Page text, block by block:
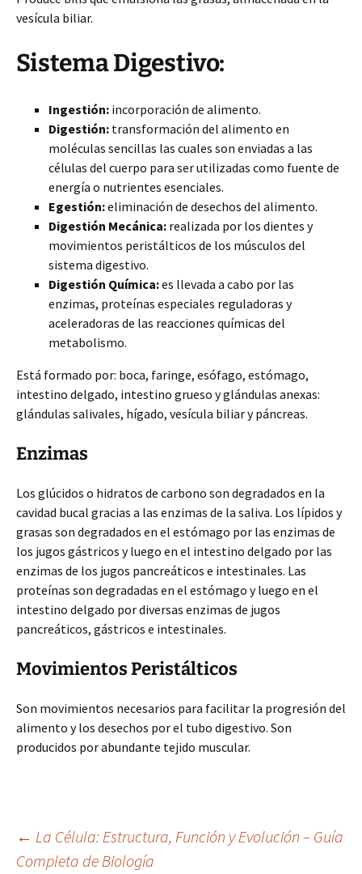
vesícula biliar.
Sistema Digestivo:
Ingestión: incorporación de alimento.
Digestión: transformación del alimento en
moléculas sencillas las cuales son enviadas a las
células del cuerpo para ser utilizadas como fuente de
energía o nutrientes esenciales.
Egestión:eliminación de desechos del alimento.
Digestión Mecánica: realizada por los dientes y
movimientos peristálticos de los músculos del
sistema digestivo.
Digestión Química:es llevada a cabo por las
enzimas, proteínas especiales reguladoras y
aceleradoras de las reacciones químicas del
metabolismo.
Está formado por: boca, faringe, esófago, estómago,
intestino delgado, intestino grueso y glándulas anexas:
glándulas salivales, hígado, vesícula biliar y páncreas.
Enzimas
Los glúcidos o hidratos de carbono son degradados en la
cavidad bucal gracias a las enzimas de la saliva. Los lípidos y
grasas son degradados en el estómago por las enzimas de
los jugos gástricos y luego en el intestino delgado por las
enzimas de los jugos pancreáticos e intestinales. Las
proteínas son degradadas en el estómago y luego en el
intestino delgado por diversas enzimas de jugos
pancreáticos, gástricos e intestinales.
Movimientos Peristálticos
Son movimientos necesarios para facilitar la progresión del
alimento y los desechos por el tubo digestivo. Son
producidos por abundante tejido muscular.
Navegación
← La Célula: Estructura, Función y Evolución – Guía
Completa de Biología